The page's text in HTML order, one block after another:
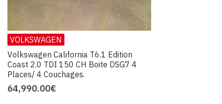
VOLKSWAGEN
Volkswagen California T6.1 Edition
Coast 2.0 TDI 150 CH Boite DSG7 4
Places/ 4 Couchages.
64,990.00€